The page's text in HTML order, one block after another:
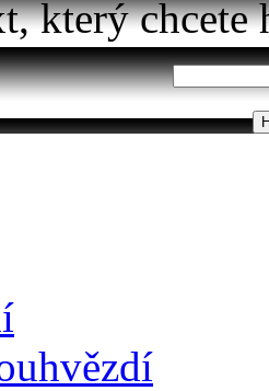
který chcete